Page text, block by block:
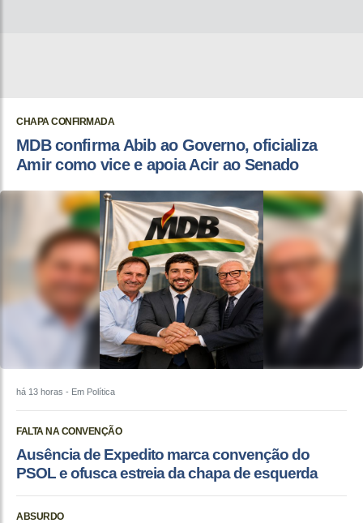
CHAPA CONFIRMADA
MDB confirma Abib ao Governo, oficializa
Amir como vice e apoia Acir ao Senado
há 13 horas - Em Política
FALTA NA CONVENÇÃO
Ausência de Expedito marca convenção do
PSOL e ofusca estreia da chapa de esquerda
ABSURDO